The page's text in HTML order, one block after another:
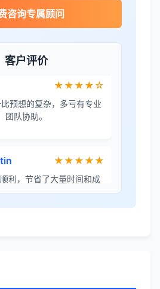
咨询专属顾问
客户评价
★★★★☆
团队协助。
利，节省了大量时间和成
专业，流程透明，值得信